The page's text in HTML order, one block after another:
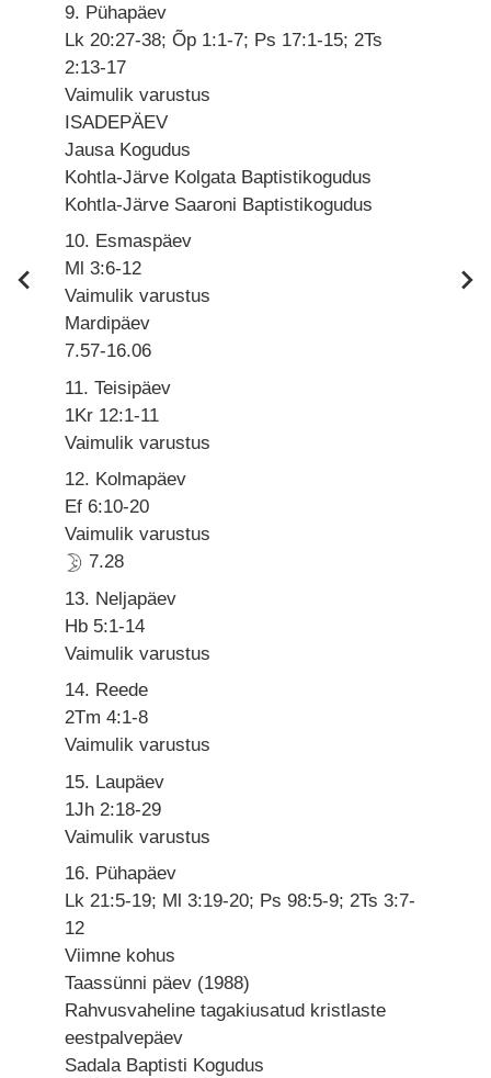
9. Pühapäev
Lk 20:27-38; Õp 1:1-7; Ps 17:1-15; 2Ts
2:13-17
Vaimulik varustus
ISADEPÄEV
Jausa Kogudus
Kohtla-Järve Kolgata Baptistikogudus
Kohtla-Järve Saaroni Baptistikogudus
10. Esmaspäev
Ml 3:6-12
Vaimulik varustus
Mardipäev
7.57-16.06
11. Teisipäev
1Kr 12:1-11
Vaimulik varustus
12. Kolmapäev
Ef 6:10-20
Vaimulik varustus
7.28
13. Neljapäev
Hb 5:1-14
Vaimulik varustus
14. Reede
2Tm 4:1-8
Vaimulik varustus
15. Laupäev
1Jh 2:18-29
Vaimulik varustus
16. Pühapäev
Lk 21:5-19; Ml 3:19-20; Ps 98:5-9; 2Ts 3:7-
12
Viimne kohus
Taassünni päev (1988)
Rahvusvaheline tagakiusatud kristlaste
eestpalvepäev
Sadala Baptisti Kogudus